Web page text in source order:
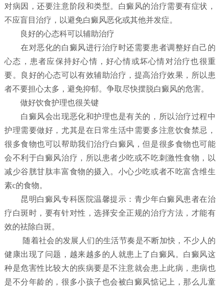
对病因，还要注意阶段和类型。白癜风的治疗需要有症状，
不应盲目治疗，以避免白癜风恶化或其他并发症。
良好的心态科可以辅助治疗
在对恶化的白癜风进行治疗时还需要患者调整好自己的
心态，患者应保持好心情，好心情或坏心情对治疗也很重
要。良好的心态可以有效辅助治疗，提高治疗效果，所以患
者不要担心太多，避免抑郁。争取尽快摆脱白癜风的危害。
做好饮食护理也很关键
白癜风会出现恶化和护理也是有关的，所以治疗过程中
护理需要做好，尤其是在日常生活中需要多注意饮食禁忌，
很多食物也可以帮助我们治疗白癜风，但是很多食物也可能
会不利于白癜风治疗，所以患者少吃或不吃刺激性食物，以
减少谷胱甘肽丰富食物的摄入。小心少吃或者不吃富含维生
素c的食物。
昆明白癜风专科医院温馨提示：青少年白癜风患者在治
疗白斑时，要有针对性，选择安全正规的治疗方法，才能有
效的祛除白斑。
随着社会的发展人们的生活节奏是不断加快，不少人的
健康出现了问题，越来越多的人就患上了白癜风。白癜风这
种是危害性比较大的疾病要是不注意就会患上此病，患病也
是不分年龄的，很多小孩子也会被白癜风惦记上，那么儿童